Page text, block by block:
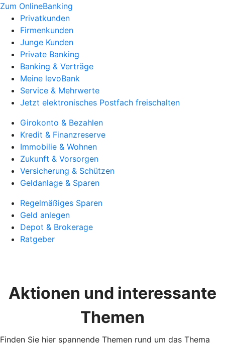
Zum OnlineBanking
Privatkunden
Firmenkunden
Junge Kunden
Private Banking
Banking & Verträge
Meine levoBank
Service & Mehrwerte
Jetzt elektronisches Postfach freischalten
Girokonto & Bezahlen
Kredit & Finanzreserve
Immobilie & Wohnen
Zukunft & Vorsorgen
Versicherung & Schützen
Geldanlage & Sparen
Regelmäßiges Sparen
Geld anlegen
Depot & Brokerage
Ratgeber
Aktionen und interessante
Themen
Finden Sie hier spannende Themen rund um das Thema